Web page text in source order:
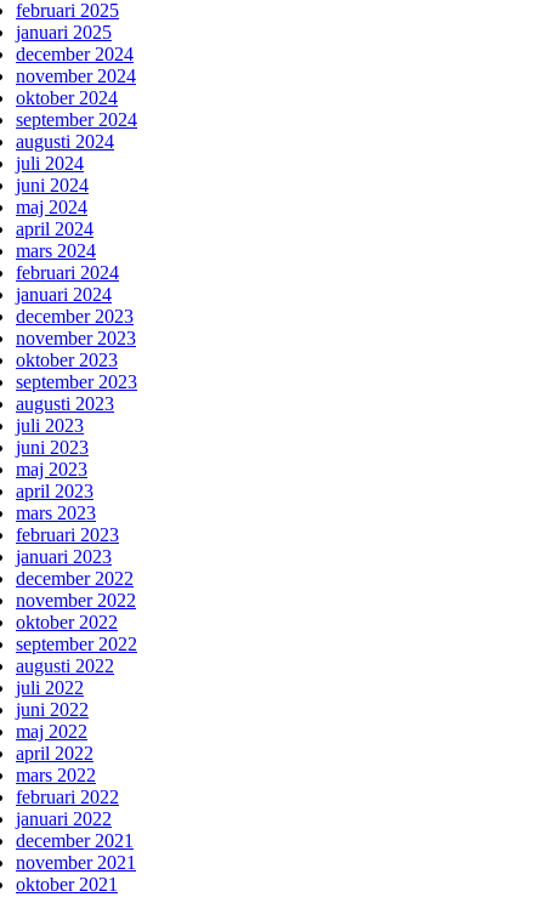
februari 2025
januari 2025
december 2024
november 2024
oktober 2024
september 2024
augusti 2024
juli 2024
juni 2024
maj 2024
april 2024
mars 2024
februari 2024
januari 2024
december 2023
november 2023
oktober 2023
september 2023
augusti 2023
juli 2023
juni 2023
maj 2023
april 2023
mars 2023
februari 2023
januari 2023
december 2022
november 2022
oktober 2022
september 2022
augusti 2022
juli 2022
juni 2022
maj 2022
april 2022
mars 2022
februari 2022
januari 2022
december 2021
november 2021
oktober 2021